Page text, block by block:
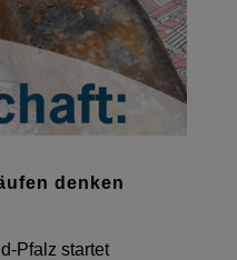
denken
Pfalz startet